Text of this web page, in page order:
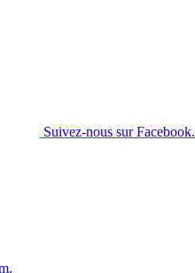
Suivez-nous sur Facebook.